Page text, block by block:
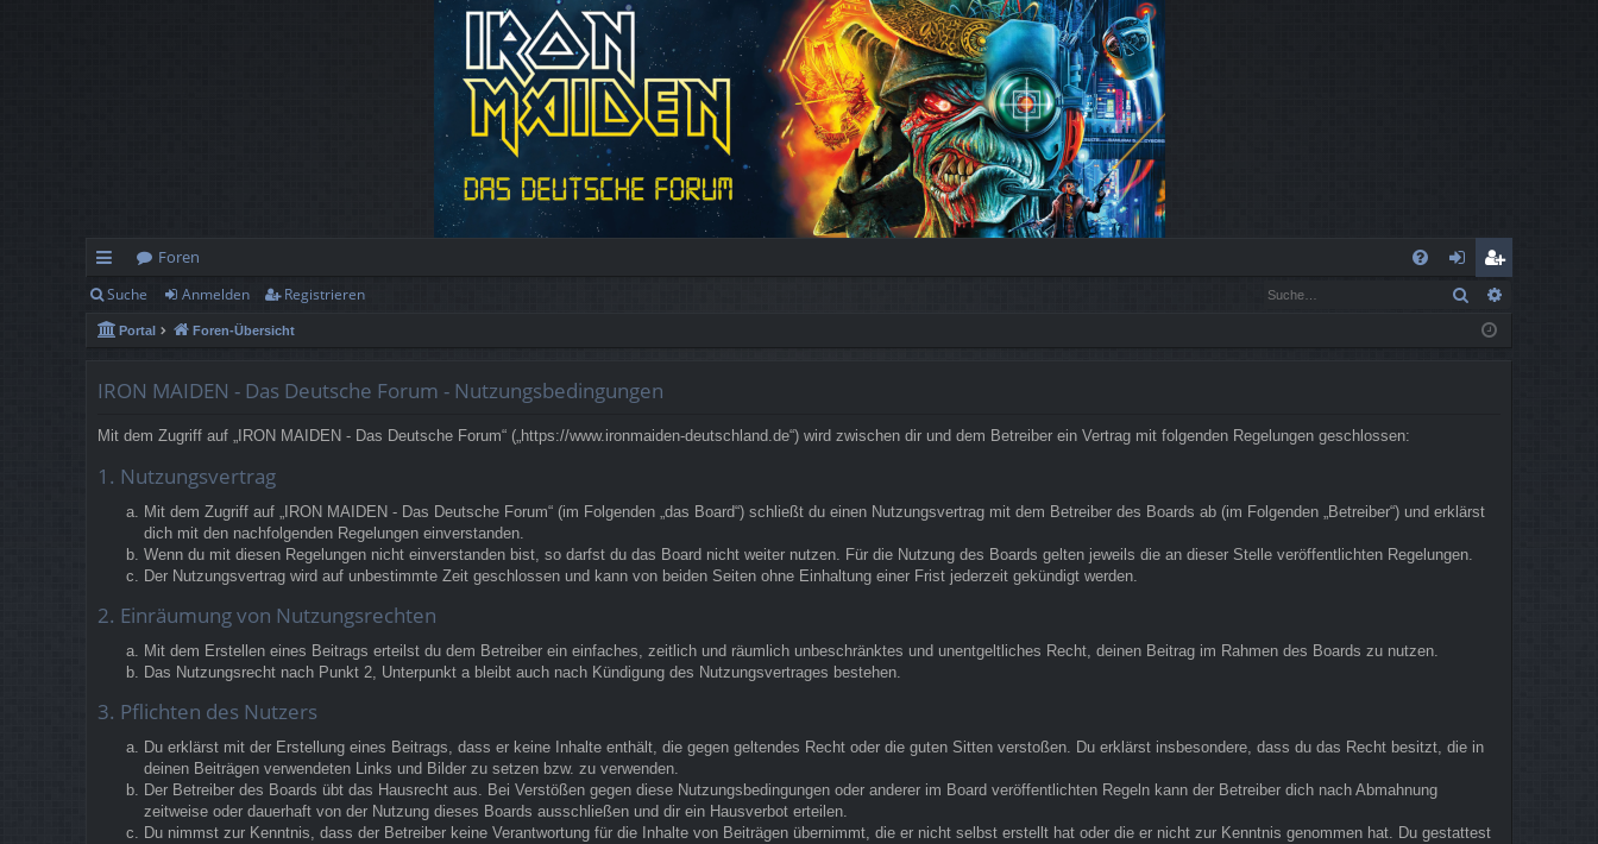
ch
ne
Foren
n
eg
ist
Suche Anmelden Registrieren Suche
Portal Foren-Übersicht
IRON MAIDEN - Das Deutsche Forum - Nutzungsbedingungen
Mit dem Zugriff auf „IRON MAIDEN - Das Deutsche Forum“ („https://www.ironmaiden-deutschland.de“) wird zwischen dir und dem Betreiber ein Vertrag mit folgenden Regelungen geschlossen:
1. Nutzungsvertrag
Mit dem Zugriff auf „IRON MAIDEN - Das Deutsche Forum“ (im Folgenden „das Board“) schließt du einen Nutzungsvertrag mit dem Betreiber des Boards ab (im Folgenden „Betreiber“) und erklärst
dich mit den nachfolgenden Regelungen einverstanden.
Wenn du mit diesen Regelungen nicht einverstanden bist, so darfst du das Board nicht weiter nutzen. Für die Nutzung des Boards gelten jeweils die an dieser Stelle veröffentlichten Regelungen.
Der Nutzungsvertrag wird auf unbestimmte Zeit geschlossen und kann von beiden Seiten ohne Einhaltung einer Frist jederzeit gekündigt werden.
2. Einräumung von Nutzungsrechten
Mit dem Erstellen eines Beitrags erteilst du dem Betreiber ein einfaches, zeitlich und räumlich unbeschränktes und unentgeltliches Recht, deinen Beitrag im Rahmen des Boards zu nutzen.
Das Nutzungsrecht nach Punkt 2, Unterpunkt a bleibt auch nach Kündigung des Nutzungsvertrages bestehen.
3. Pflichten des Nutzers
Du erklärst mit der Erstellung eines Beitrags, dass er keine Inhalte enthält, die gegen geltendes Recht oder die guten Sitten verstoßen. Du erklärst insbesondere, dass du das Recht besitzt, die in
deinen Beiträgen verwendeten Links und Bilder zu setzen bzw. zu verwenden.
Der Betreiber des Boards übt das Hausrecht aus. Bei Verstößen gegen diese Nutzungsbedingungen oder anderer im Board veröffentlichten Regeln kann der Betreiber dich nach Abmahnung
zeitweise oder dauerhaft von der Nutzung dieses Boards ausschließen und dir ein Hausverbot erteilen.
Du nimmst zur Kenntnis, dass der Betreiber keine Verantwortung für die Inhalte von Beiträgen übernimmt, die er nicht selbst erstellt hat oder die er nicht zur Kenntnis genommen hat. Du gestattest